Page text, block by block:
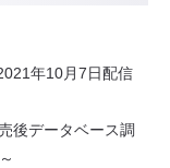
年10月7日配信
後データベース調